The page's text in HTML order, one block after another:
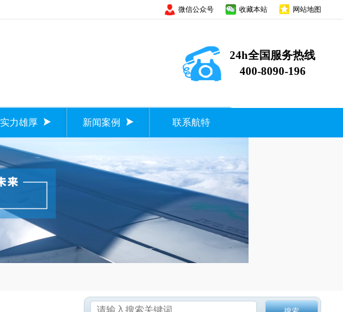
微信公众号 收藏本站 网站地图
24h全国服务热线
400-8090-196
实力雄厚 新闻案例 联系航特